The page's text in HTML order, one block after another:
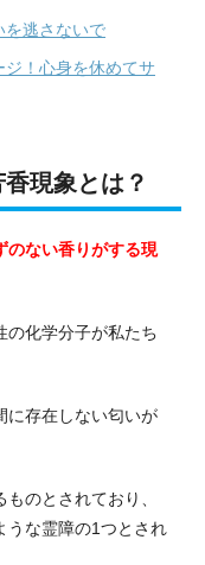
を逃さないで
！心身を休めてサ
現象とは？
のない香りがする現
の化学分子が私たち
に存在しない匂いが
のとされており、
うな霊障の1つとされ